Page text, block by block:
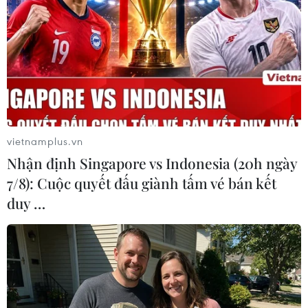
Có 50 cơ sở kiểm nghiệm được GACC
chấp nhận phục vụ xuất khẩu mít,
sầu riêng
07/08/2026 10:27
Giá dầu tăng trước những lo ngại về
kế hoạch mở lại Eo biển Hormuz
07/08/2026 08:58
Nhà đầu tư Anh đề xuất siêu dự án Tổ
hợp cảng biển 18 tỷ USD tại Quảng
Ninh
07/08/2026 08:33
vietnamplus.vn
Nhận định Singapore vs Indonesia (20h ngày
7/8): Cuộc quyết đấu giành tấm vé bán kết
duy …